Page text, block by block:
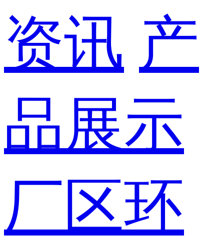
资讯 产
品展示
厂区环